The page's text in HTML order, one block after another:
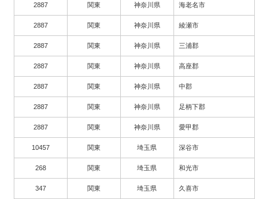
2887 関東 神奈川県 海老名市
2887 関東 神奈川県 綾瀬市
2887 関東 神奈川県 三浦郡
2887 関東 神奈川県 高座郡
2887 関東 神奈川県 中郡
2887 関東 神奈川県 足柄下郡
2887 関東 神奈川県 愛甲郡
10457 関東 埼玉県 深谷市
268 関東 埼玉県 和光市
347 関東 埼玉県 久喜市